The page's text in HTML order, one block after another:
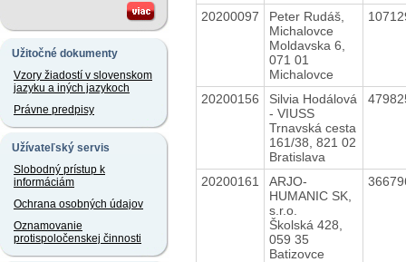
Užitočné dokumenty
Vzory žiadostí v slovenskom
jazyku a iných jazykoch
Právne predpisy
Užívateľský servis
Slobodný prístup k
informáciám
Ochrana osobných údajov
Oznamovanie
protispoločenskej činnosti
20200097
Peter Rudáš,
Michalovce
Moldavska 6,
071 01
Michalovce
20200156
Silvia Hodálová
- VIUSS
Trnavská cesta
161/38, 821 02
Bratislava
20200161
ARJO-
HUMANIC SK,
s.r.o.
Školská 428,
059 35
Batizovce